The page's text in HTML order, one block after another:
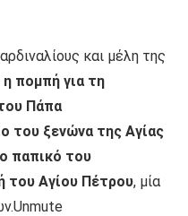
και μέλη της
η πομπή για τη
Πάπα
του ξενώνα της Αγίας
παπικό του
του Αγίου Πέτρου, μία